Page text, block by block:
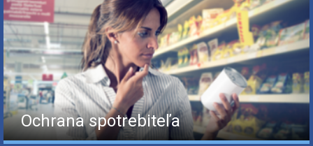
Ochrana spotrebiteľa